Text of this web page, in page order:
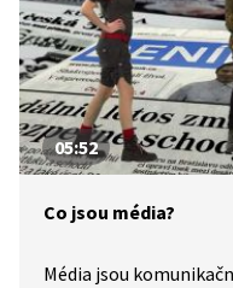
05:52
Co jsou média?
Média jsou